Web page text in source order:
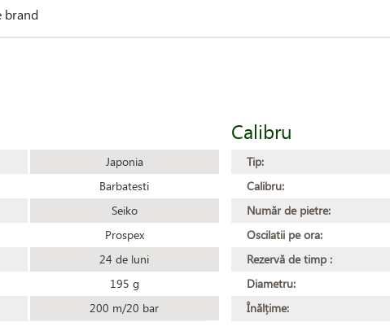
brand
Japonia
Barbatesti
Seiko
Prospex
24 de luni
195 g
200 m/20 bar
Calibru
Tip:
Calibru:
Număr de pietre:
Oscilatii pe ora:
Rezervă de timp :
Diametru:
Înălțime: